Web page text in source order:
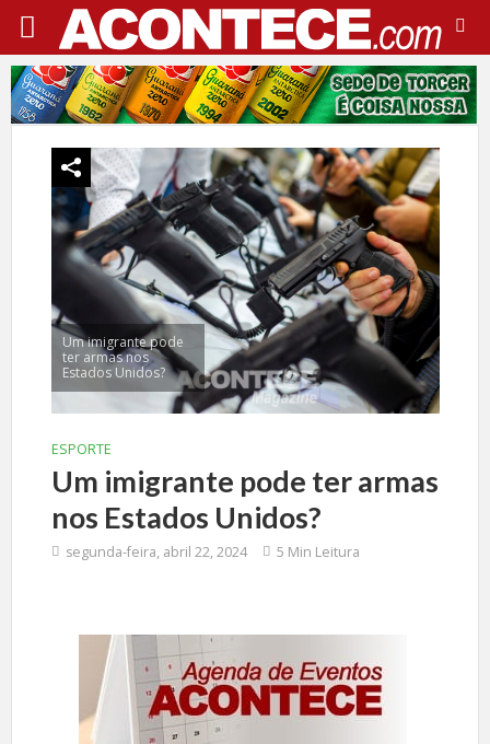
Um imigrante pode
ter armas nos
Estados Unidos?
ESPORTE
Um imigrante pode ter armas
nos Estados Unidos?
segunda-feira, abril 22, 2024 5 Min Leitura